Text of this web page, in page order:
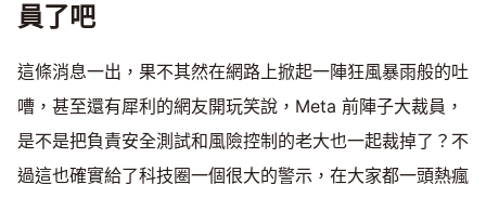
員了吧
這條消息一出，果不其然在網路上掀起一陣狂風暴雨般的吐
嘈，甚至還有犀利的網友開玩笑說，Meta 前陣子大裁員，
是不是把負責安全測試和風險控制的老大也一起裁掉了？不
過這也確實給了科技圈一個很大的警示，在大家都一頭熱瘋